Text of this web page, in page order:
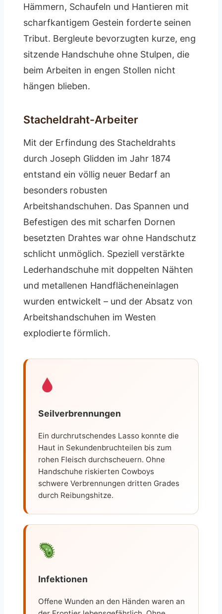
Hämmern, Schaufeln und Hantieren mit
scharfkantigem Gestein forderte seinen
Tribut. Bergleute bevorzugten kurze, eng
sitzende Handschuhe ohne Stulpen, die
beim Arbeiten in engen Stollen nicht
hängen blieben.
Stacheldraht-Arbeiter
Mit der Erfindung des Stacheldrahts
durch Joseph Glidden im Jahr 1874
entstand ein völlig neuer Bedarf an
besonders robusten
Arbeitshandschuhen. Das Spannen und
Befestigen des mit scharfen Dornen
besetzten Drahtes war ohne Handschutz
schlicht unmöglich. Speziell verstärkte
Lederhandschuhe mit doppelten Nähten
und metallenen Handflächeneinlagen
wurden entwickelt – und der Absatz von
Arbeitshandschuhen im Westen
explodierte förmlich.
Seilverbrennungen
Ein durchrutschendes Lasso konnte die
Haut in Sekundenbruchteilen bis zum
rohen Fleisch durchscheuern. Ohne
Handschuhe riskierten Cowboys
schwere Verbrennungen dritten Grades
durch Reibungshitze.
Infektionen
Offene Wunden an den Händen waren an